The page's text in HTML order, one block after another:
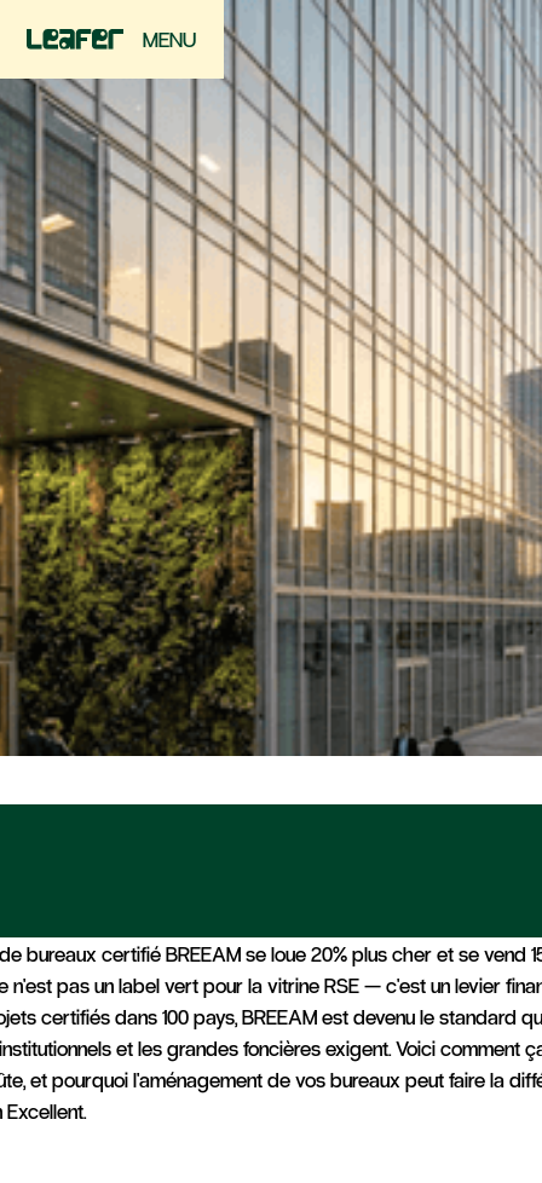
MENU
Certification
investisseurs pour
valoriser un actif
tertiaire
bureaux certifié BREEAM se loue 20% plus cher et se vend
n'est pas un label vert pour la vitrine RSE — c'est un levier
certifiés dans 100 pays, BREEAM est devenu le standard
et les grandes foncières exigent. Voici comment
et pourquoi l'aménagement de vos bureaux peut faire la